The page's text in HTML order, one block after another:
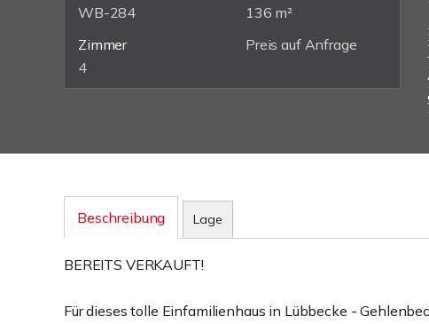
WB-284
136 m²
Zimmer
4
Preis auf Anfrage
Beschreibung Lage
BEREITS VERKAUFT!
Für dieses tolle Einfamilienhaus in Lübbecke -